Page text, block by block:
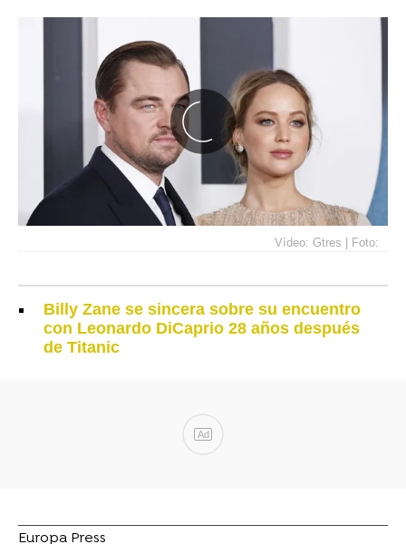
Vídeo: Gtres | Foto:
Billy Zane se sincera sobre su encuentro
con Leonardo DiCaprio 28 años después
de Titanic
Ad
Europa Press